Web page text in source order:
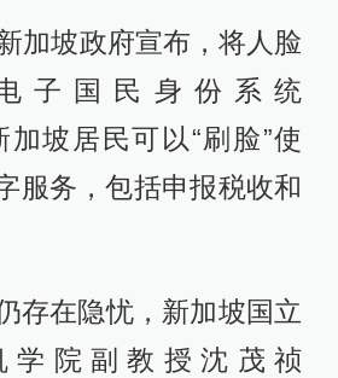
加坡政府宣布，将人脸
子国民身份系统
加坡居民可以“刷脸”使
服务，包括申报税收和
存在隐忧，新加坡国立
学院副教授沈茂祯